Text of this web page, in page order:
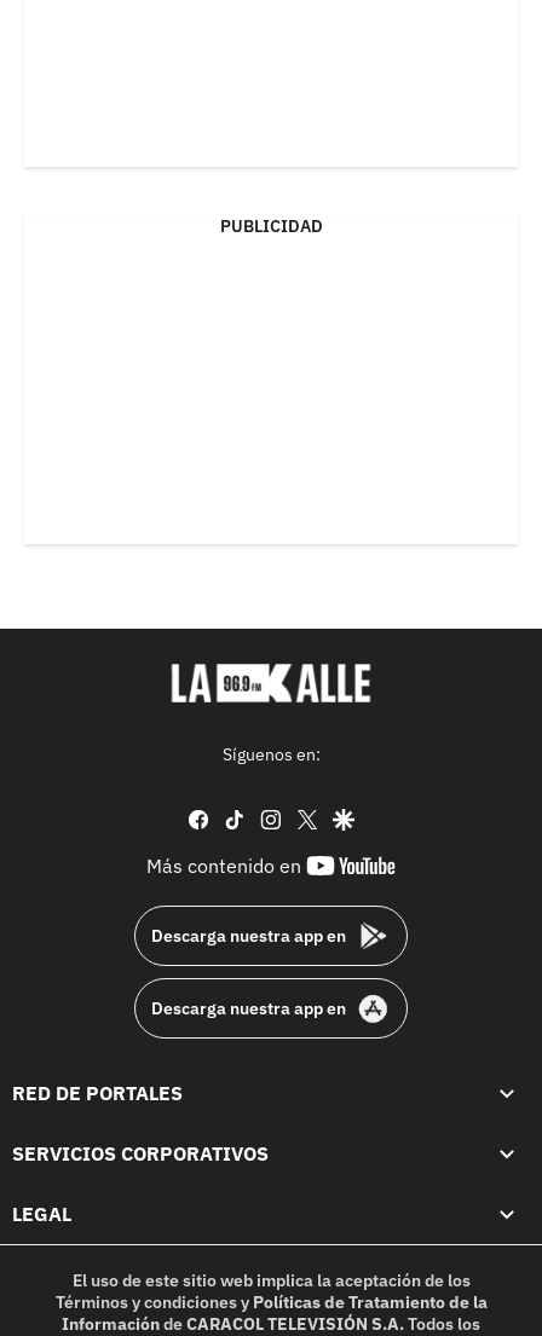
PUBLICIDAD
Síguenos en:
facebook
tiktok instagram
twittergoogle
Más contenido en
youtube-
Descarga nuestra app en
Descarga nuestra app en
RED DE PORTALES
SERVICIOS CORPORATIVOS
LEGAL
El uso de este sitio web implica la aceptación de los
Términos y condicionesy Políticas de Tratamiento de la
InformacióndeCARACOL TELEVISIÓN S.A.Todos los